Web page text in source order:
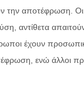
την αποτέφρωση.
αντίθετα
έχουν
ενώ άλλοι